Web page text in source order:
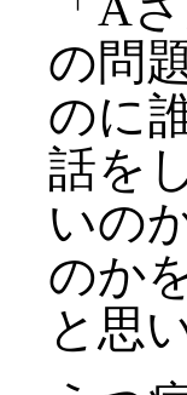
の問
のに
話を
いの
のか
と思